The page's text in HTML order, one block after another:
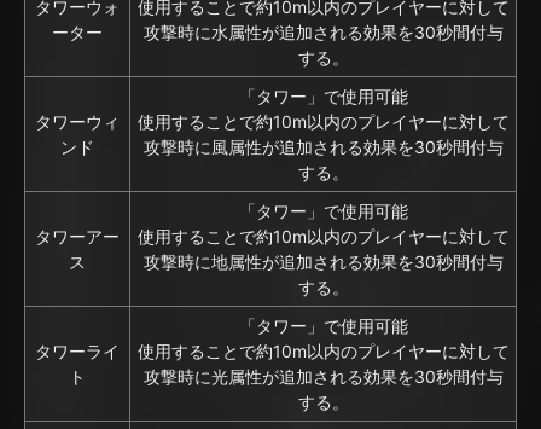
タワーウォ
ーター
使用することで約10m以内のプレイヤーに対して
攻撃時に水属性が追加される効果を30秒間付与
する。
タワーウィ
ンド
「タワー」で使用可能
使用することで約10m以内のプレイヤーに対して
攻撃時に風属性が追加される効果を30秒間付与
する。
タワーアー
ス
「タワー」で使用可能
使用することで約10m以内のプレイヤーに対して
攻撃時に地属性が追加される効果を30秒間付与
する。
タワーライ
ト
「タワー」で使用可能
使用することで約10m以内のプレイヤーに対して
攻撃時に光属性が追加される効果を30秒間付与
する。